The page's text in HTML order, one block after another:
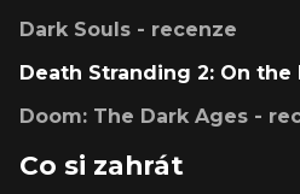
Dark Souls - recenze
Death Stranding 2: On the
Doom: The Dark Ages -
Co si zahrát